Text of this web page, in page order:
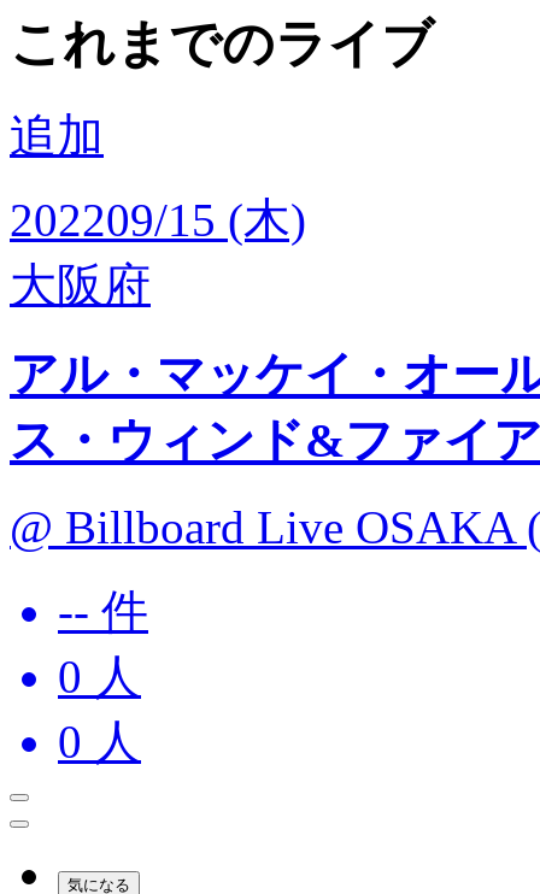
これまでのライブ
追加
202209/15 (木)
大阪府
アル・マッケイ・オー
ス・ウィンド&ファイ
@ Billboard Live OSAKA
-- 件
0 人
0 人
気になる